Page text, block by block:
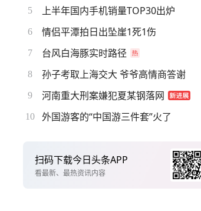
5 上半年国内手机销量TOP30出炉
6 情侣平潭拍日出坠崖1死1伤
7 台风白海豚实时路径
8 孙子考取上海交大 爷爷高情商答谢
9 河南重大刑案嫌犯夏某钢落网
10 外国游客的“中国游三件套”火了
扫码下载今日头条APP
看最新、最热资讯内容